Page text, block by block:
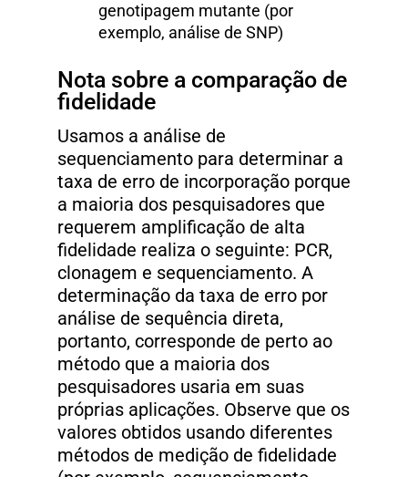
genotipagem mutante (por
exemplo, análise de SNP)
Nota sobre a comparação de
fidelidade
Usamos a análise de
sequenciamento para determinar a
taxa de erro de incorporação porque
a maioria dos pesquisadores que
requerem amplificação de alta
fidelidade realiza o seguinte: PCR,
clonagem e sequenciamento. A
determinação da taxa de erro por
análise de sequência direta,
portanto, corresponde de perto ao
método que a maioria dos
pesquisadores usaria em suas
próprias aplicações. Observe que os
valores obtidos usando diferentes
métodos de medição de fidelidade